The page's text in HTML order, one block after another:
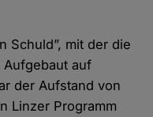
Schuld”, mit der die
Aufgebaut auf
der Aufstand von
Linzer Programm